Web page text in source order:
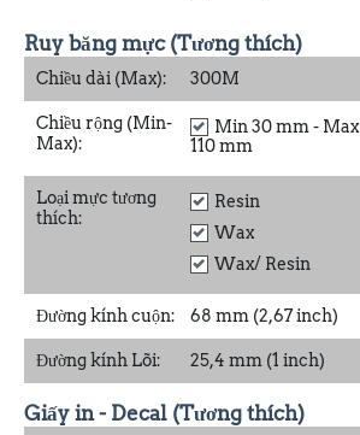
Ruy băng mực (Tương thích)
Chiều dài (Max): 300M
Chiều rộng (Min-
Max):
Min 30 mm - Max
110 mm
Loại mực tương
thích:
Resin
Wax
Wax/ Resin
Đường kính cuộn: 68 mm (2,67 inch)
Đường kính Lõi: 25,4 mm (1 inch)
Giấy in - Decal (Tương thích)